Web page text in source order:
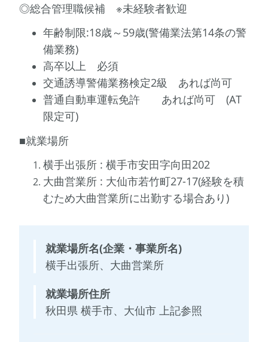
◎総合管理職候補 ※未経験者歓迎
年齢制限:18歳～59歳(警備業法第14条の警
備業務)
高卒以上 必須
交通誘導警備業務検定2級 あれば尚可
普通自動車運転免許 あれば尚可 (AT
限定可)
​■就業場所
横手出張所 : 横手市安田字向田202
大曲営業所 : 大仙市若竹町27-17(経験を積
むため大曲営業所に出勤する場合あり)
就業場所名(企業・事業所名)
横手出張所、大曲営業所
就業場所住所
秋田県 横手市、大仙市 上記参照